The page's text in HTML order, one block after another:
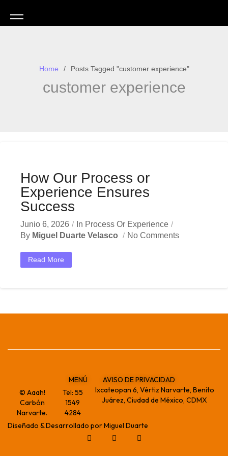
Home Posts Tagged "customer experience"
customer experience
How Our Process or
Experience Ensures
Success
Junio 6, 2026 In Process Or Experience
By Miguel Duarte Velasco No Comments
Read More
MENÚ
AVISO DE PRIVACIDAD
© Aaah!
Carbón
Narvarte.
Tel: 55
1549
4284
Ixcateopan 6, Vértiz Narvarte, Benito
Juárez, Ciudad de México, CDMX
Diseñado & Desarrollado por Miguel Duarte